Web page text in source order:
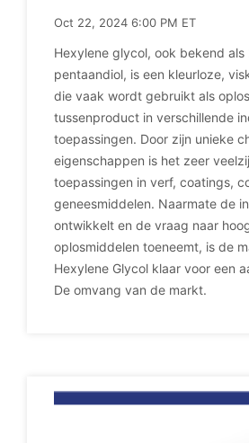
Oct 22, 2024 6:00 PM ET
Hexylene glycol, ook bekend
pentaandiol, is een kleurloze,
die vaak wordt gebruikt als
tussenproduct in verschillende
toepassingen. Door zijn unieke
eigenschappen is het zeer
toepassingen in verf, coatings,
geneesmiddelen. Naarmate de
ontwikkelt en de vraag naar
oplosmiddelen toeneemt, is de
Hexylene Glycol klaar voor een
De omvang van de markt.